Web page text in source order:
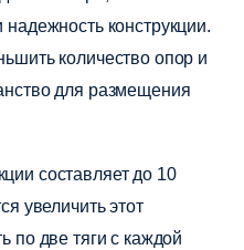
надежность конструкции.
количество опор и
для размещения
составляет до 10
увеличить этот
по две тяги с каждой